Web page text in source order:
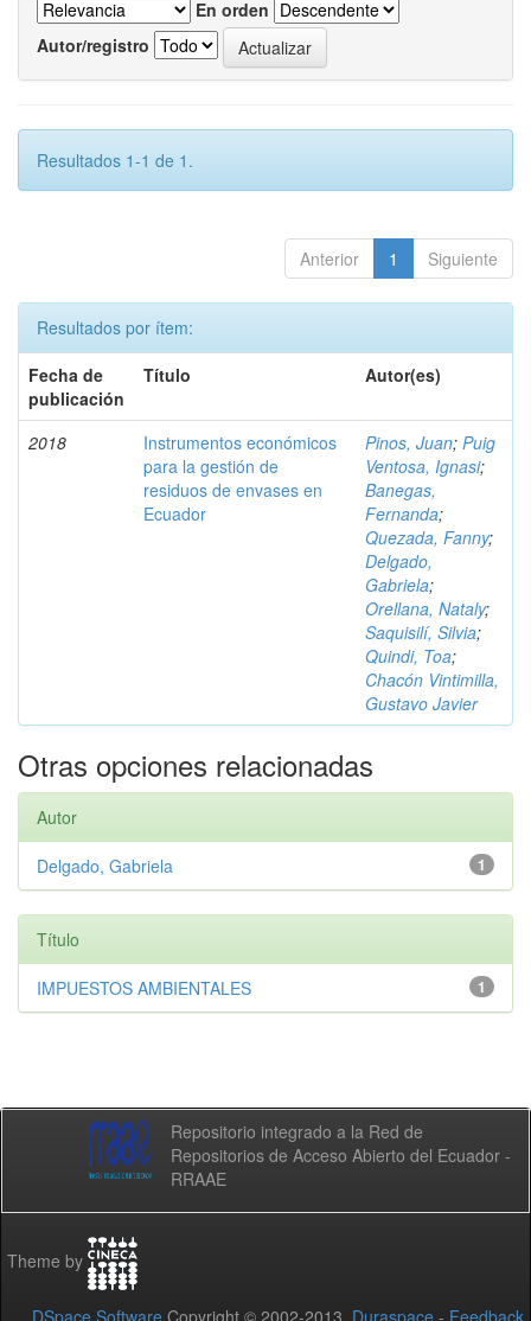
En orden
Autor/registro
Resultados 1-1 de 1.
Anterior 1 Siguiente
Resultados por ítem:
Fecha de
publicación
Título Autor(es)
2018
Instrumentos económicos
para la gestión de
residuos de envases en
Ecuador
Pinos, Juan; Puig
Ventosa, Ignasi;
Banegas,
Fernanda;
Quezada, Fanny;
Delgado,
Gabriela;
Orellana, Nataly;
Saquisilí, Silvia;
Quindi, Toa;
Chacón Vintimilla,
Gustavo Javier
Otras opciones relacionadas
Autor
1
Delgado, Gabriela
Título
1
IMPUESTOS AMBIENTALES
Repositorio integrado a la Red de
Repositorios de Acceso Abierto del Ecuador -
RRAAE
Theme by
DSpace Software Copyright © 2002-2013 Duraspace - Feedback